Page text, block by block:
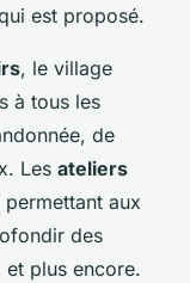
est proposé.
, le village
à tous les
de
Les ateliers
aux
des
plus encore.